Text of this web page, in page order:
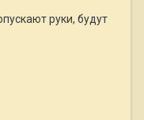
руки, будут